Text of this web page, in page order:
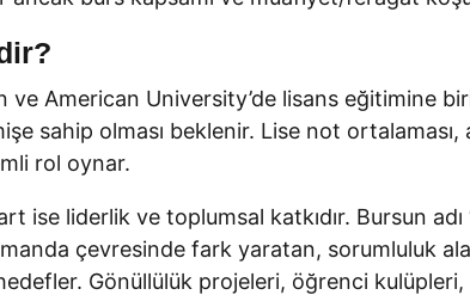
ve American University’de lisans eğitimine
sahip olması beklenir. Lise not
rol oynar.
ise liderlik ve toplumsal katkıdır. Bursun
çevresinde fark yaratan, sorumluluk
Gönüllülük projeleri, öğrenci